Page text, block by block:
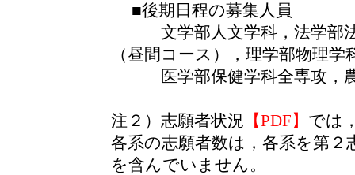
■後期日程の募集人員
文学部人文学科，法学部法
（昼間コース），理学部物理
医学部保健学科全専攻，農
注２）志願者状況 【PDF】 では
各系の志願者数は，各系を第２
を含んでいません。